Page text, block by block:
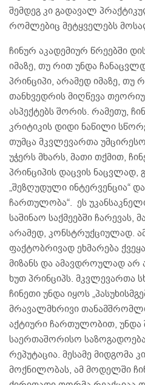
შემდეგ კი გადავალ
რომლებიც მეტყველებს
ჩინურ აკადემიურ წრეებში
იმაზე, თუ რით უნდა
პრინციპი, არამედ იმაზე,
თანხვედრის მიღწევა
ასპექტებს შორის. რამეთუ,
კრიტიკის დიდი ნაწილი
თუმცა მკვლევართა
უჭერს მხარს, მათი თქმით,
პრინციპის დაცვის ნაცვლად,
„შეზღუდული ინტერვენცია“
ჩართულობა“. ეს
საშინაო საქმეებში ჩარევას,
არამედ, კონსტრუქციულად.
ფაქტობრივად ეხმარება
მიზანს და ამავდროულად არ
ხუთ პრინციპს. მკვლევართა
ჩინეთი უნდა იყოს
მრავალმხრივი
აქტიური ჩართულობით, უნდა
საერთაშორისო
რეპუტაცია. მესამე მიდგომა
მოქნილობას, ამ მოდელში